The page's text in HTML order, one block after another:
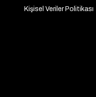
Kişisel Veriler Politikası